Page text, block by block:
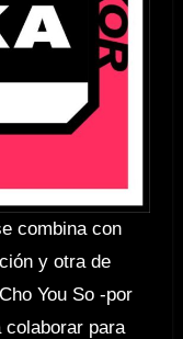
combina con
y otra de
You So -por
para